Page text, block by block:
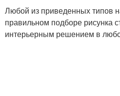
Любой из приведенных типов
правильном подборе рисунка
интерьерным решением в